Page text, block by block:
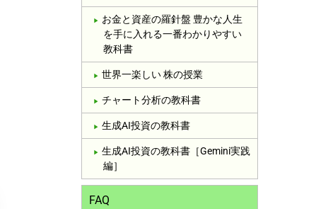
お金と資産の羅針盤 豊かな人生
を手に入れる一番わかりやすい
教科書
世界一楽しい 株の授業
チャート分析の教科書
生成AI投資の教科書
生成AI投資の教科書［Gemini実践
編］
FAQ